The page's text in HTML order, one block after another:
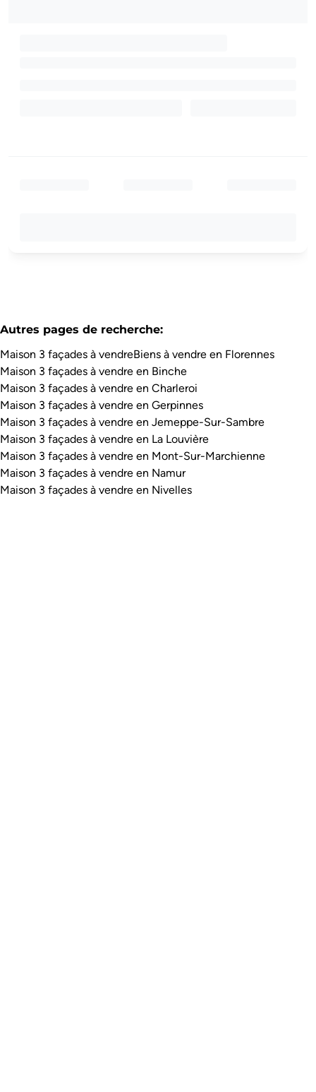
Autres pages de recherche:
Maison 3 façades à vendreBiens à vendre en Florennes
Maison 3 façades à vendre en Binche
Maison 3 façades à vendre en Charleroi
Maison 3 façades à vendre en Gerpinnes
Maison 3 façades à vendre en Jemeppe-Sur-Sambre
Maison 3 façades à vendre en La Louvière
Maison 3 façades à vendre en Mont-Sur-Marchienne
Maison 3 façades à vendre en Namur
Maison 3 façades à vendre en Nivelles